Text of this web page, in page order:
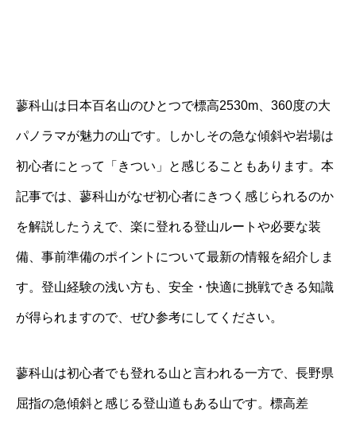
蓼科山は日本百名山のひとつで標高2530m、360度の大
パノラマが魅力の山です。しかしその急な傾斜や岩場は
初心者にとって「きつい」と感じることもあります。本
記事では、蓼科山がなぜ初心者にきつく感じられるのか
を解説したうえで、楽に登れる登山ルートや必要な装
備、事前準備のポイントについて最新の情報を紹介しま
す。登山経験の浅い方も、安全・快適に挑戦できる知識
が得られますので、ぜひ参考にしてください。
蓼科山は初心者でも登れる山と言われる一方で、長野県
屈指の急傾斜と感じる登山道もある山です。標高差